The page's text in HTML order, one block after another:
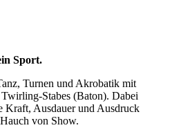
Sport.
Turnen und Akrobatik mit
Stabes (Baton). Dabei
Kraft, Ausdauer und Ausdruck
von Show.